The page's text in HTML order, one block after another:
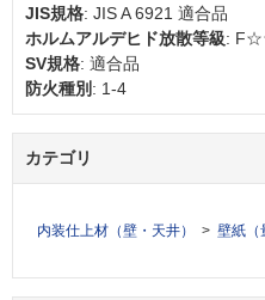
JIS規格: JIS A 6921 適合品
ホルムアルデヒド放散等級:
SV規格: 適合品
防火種別 : 1-4
カテゴリ
内装仕上材（壁・天井） 壁紙（